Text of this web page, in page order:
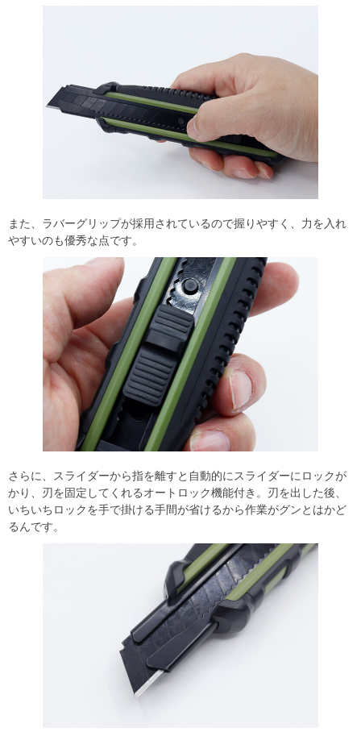
また、ラバーグリップが採用されているので握りやすく、力を入れ
やすいのも優秀な点です。
さらに、スライダーから指を離すと自動的にスライダーにロックが
かり、刃を固定してくれるオートロック機能付き。刃を出した後、
いちいちロックを手で掛ける手間が省けるから作業がグンとはかど
るんです。